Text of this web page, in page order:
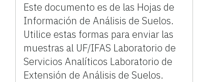
Este documento es de las Hojas de
Información de Análisis de Suelos.
Utilice estas formas para enviar las
muestras al UF/IFAS Laboratorio de
Servicios Analíticos Laboratorio de
Extensión de Análisis de Suelos.